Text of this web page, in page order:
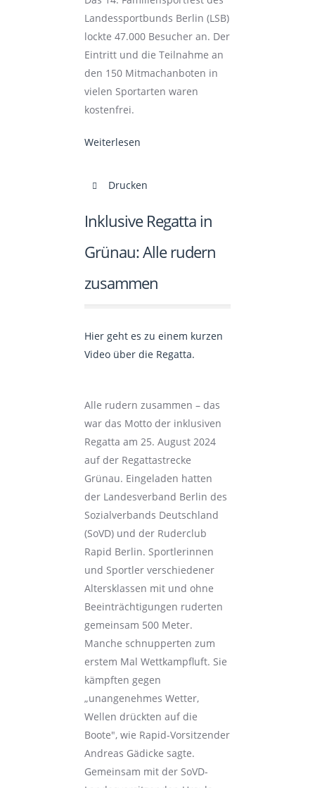
Landessportbunds Berlin (LSB)
lockte 47.000 Besucher an. Der
Eintritt und die Teilnahme an
den 150 Mitmachanboten in
vielen Sportarten waren
kostenfrei.
Weiterlesen
Drucken
Inklusive Regatta in
Grünau: Alle rudern
zusammen
Hier geht es zu einem kurzen
Video über die Regatta.
Alle rudern zusammen – das
war das Motto der inklusiven
Regatta am 25. August 2024
auf der Regattastrecke
Grünau. Eingeladen hatten
der Landesverband Berlin des
Sozialverbands Deutschland
(SoVD) und der Ruderclub
Rapid Berlin. Sportlerinnen
und Sportler verschiedener
Altersklassen mit und ohne
Beeinträchtigungen ruderten
gemeinsam 500 Meter.
Manche schnupperten zum
erstem Mal Wettkampfluft. Sie
kämpften gegen
„unangenehmes Wetter,
Wellen drückten auf die
Boote", wie Rapid-Vorsitzender
Andreas Gädicke sagte.
Gemeinsam mit der SoVD-